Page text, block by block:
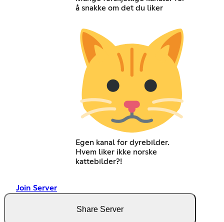
å snakke om det du liker
Egen kanal for dyrebilder.
Hvem liker ikke norske
kattebilder?!
Join Server
Share Server